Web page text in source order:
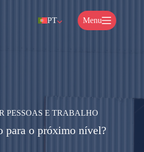
PT Menu
PESSOAS E TRABALHO
para o próximo nível?